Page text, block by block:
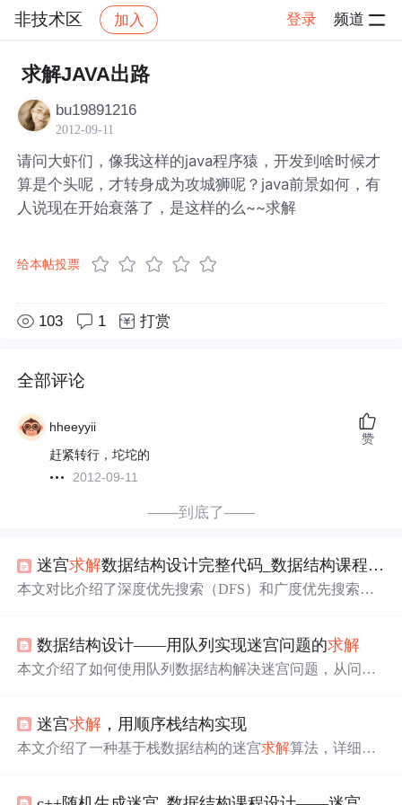
非技术区 加入 登录 频道
社区 非技术区
求解JAVA出路
bu19891216
2012-09-11
请问大虾们，像我这样的java程序猿，开发到啥时候才
算是个头呢，才转身成为攻城狮呢？java前景如何，有
人说现在开始衰落了，是这样的么~~求解
给本帖投票
103 1 打赏
全部评论
hheeyyii
赶紧转行，坨坨的
2012-09-11
赞
——到底了——
迷宫求解数据结构设计完整代码_数据结构课程设计——迷宫
本文对比介绍了深度优先搜索（DFS）和广度优先搜索（B
径。代码实现中，BFS使用自定义队列，DFS涉及路径解
析。两者在实际应用中各有优缺点。
数据结构设计——用队列实现迷宫问题的求解
本文介绍了如何使用队列数据结构解决迷宫问题，从问题
保证找到最短路径，但模拟了人类解决迷宫问题的思维方
式，属于人工智能的一种应用。在实验过程中，作者分享
迷宫求解 ，用顺序栈结构实现
本文介绍了一种基于栈数据结构的迷宫求解算法，详细展